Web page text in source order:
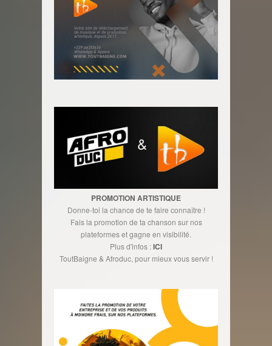
PROMOTION ARTISTIQUE
Donne-toi la chance de te faire connaître !
Fais la promotion de ta chanson sur nos
plateformes et gagne en visibilité.
Plus d'infos :ICI
ToutBaigne & Afroduc, pour mieux vous servir !